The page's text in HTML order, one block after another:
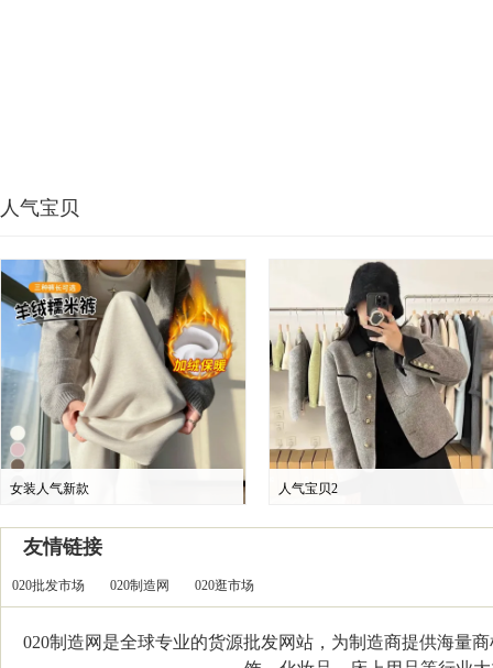
人气宝贝
女装人气新款 人气宝贝2
友情链接
020批发市场 020制造网 020逛市场
020制造网是全球专业的货源批发网站，为制造商提供海量